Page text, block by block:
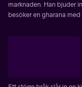
marknaden. Han bjuder
besöker en gharana med